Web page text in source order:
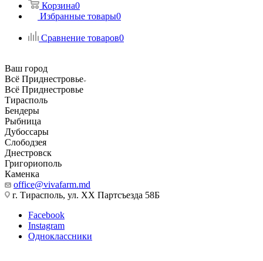
Корзина0
Избранные товары0
Сравнение товаров0
Ваш город
Всё Приднестровье
Всё Приднестровье
Тирасполь
Бендеры
Рыбница
Дубоссары
Слободзея
Днестровск
Григориополь
Каменка
office@vivafarm.md
г. Тирасполь, ул. ХХ Партсъезда 58Б
Facebook
Instagram
Одноклассники